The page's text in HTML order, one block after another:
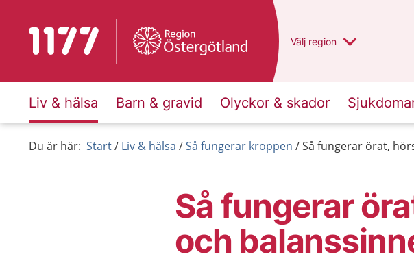
Till startsidan för 1177 Du har valt region
Välj en annan
region
Liv & hälsa Barn & gravid Olyckor & skador
Du är här: Start Liv & hälsa Så fungerar kroppen Så fungerar örat,
Så fungerar
och